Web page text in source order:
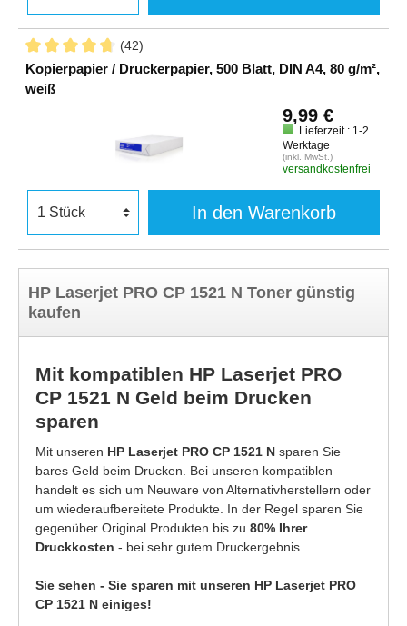
(42)
Kopierpapier / Druckerpapier, 500 Blatt, DIN A4, 80 g/m²,
weiß
9,99 €
Lieferzeit : 1-2
Werktage
(inkl. MwSt.)
versandkostenfrei
In den Warenkorb
HP Laserjet PRO CP 1521 N Toner günstig
kaufen
Mit kompatiblen HP Laserjet PRO
CP 1521 N Geld beim Drucken
sparen
Mit unseren HP Laserjet PRO CP 1521 N sparen Sie
bares Geld beim Drucken. Bei unseren kompatiblen
handelt es sich um Neuware von Alternativherstellern oder
um wiederaufbereitete Produkte. In der Regel sparen Sie
gegenüber Original Produkten bis zu 80% Ihrer
Druckkosten - bei sehr gutem Druckergebnis.
Sie sehen - Sie sparen mit unseren HP Laserjet PRO
CP 1521 N einiges!